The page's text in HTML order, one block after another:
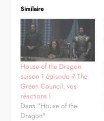
Similaire
House of the Dragon
saison 1 épisode 9 The
Green Council, vos
réactions !
Dans "House of the
Dragon"